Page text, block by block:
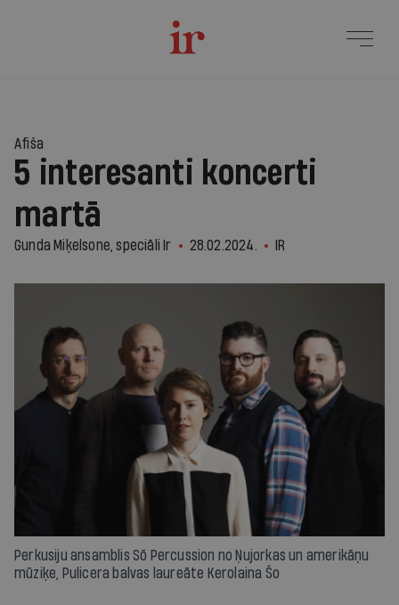
Afiša
5 interesanti koncerti
martā
Gunda Miķelsone, speciāli Ir 28.02.2024. IR
Perkusiju ansamblis Sō Percussion no Ņujorkas un amerikāņu
mūziķe, Pulicera balvas laureāte Kerolaina Šo